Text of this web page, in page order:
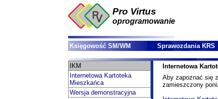
Pro Virtus
oprogramowanie
Księgowość SM/WM Sprawozdania KRS
IKM
Internetowa Kartoteka
Mieszkańca
Wersja demonstracyjna
Internetowa
Aby zapoznać się
zamieszczony